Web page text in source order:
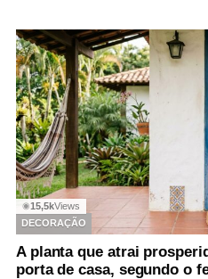
◉15,5kViews
DECORAÇÃO
A planta que atrai
porta de casa, segundo o